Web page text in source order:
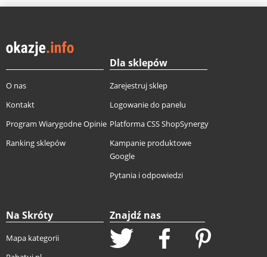
O nas
Kontakt
Program Wiarygodne Opinie
Ranking sklepów
Dla sklepów
Zarejestruj sklep
Logowanie do panelu
Platforma CSS ShopSynergy
Kampanie produktowe
Google
Pytania i odpowiedzi
Na Skróty
Mapa kategorii
Znajdź nas